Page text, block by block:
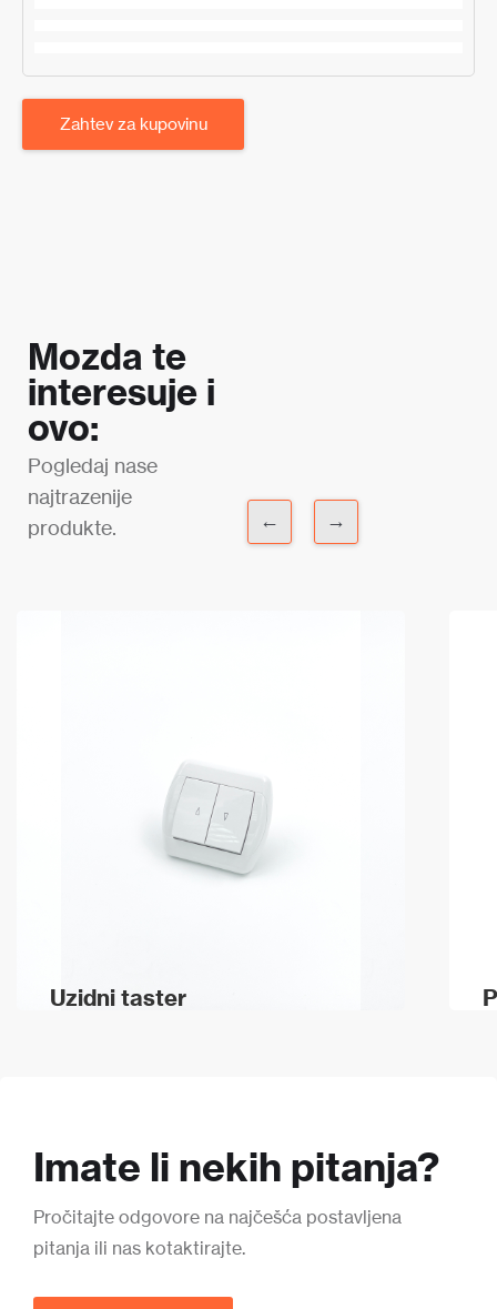
Zahtev za kupovinu
Mozda te
interesuje i
ovo:
Pogledaj nase
najtrazenije
produkte.
← →
Uzidni taster
Imate li nekih pitanja?
Pročitajte odgovore na najčešća postavljena
pitanja ili nas kotaktirajte.